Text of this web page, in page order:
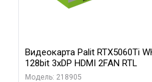
Видеокарта Palit RTX5060Ti
128bit 3xDP HDMI 2FAN RTL
Модель: 218905